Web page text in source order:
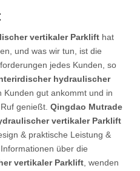
vertikaler Parklift hat
und was wir tun, ist die
jedes Kunden, so
hydraulischer
Kunden gut ankommt und in
genießt. Qingdao Mutrade
vertikaler Parklift
& praktische Leistung &
über die
vertikaler Parklift , wenden